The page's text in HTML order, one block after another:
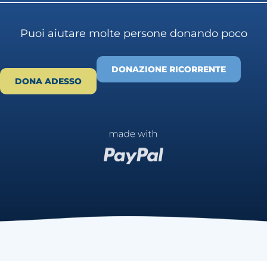
Puoi aiutare molte persone donando poco
DONA ADESSO
DONAZIONE RICORRENTE